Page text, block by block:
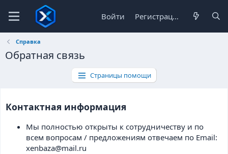
Войти Регистрация
Справка
Обратная связь
Страницы помощи
Контактная информация
Мы полностью открыты к сотрудничеству и по
всем вопросам / предложениям отвечаем по Email:
xenbaza@mail.ru